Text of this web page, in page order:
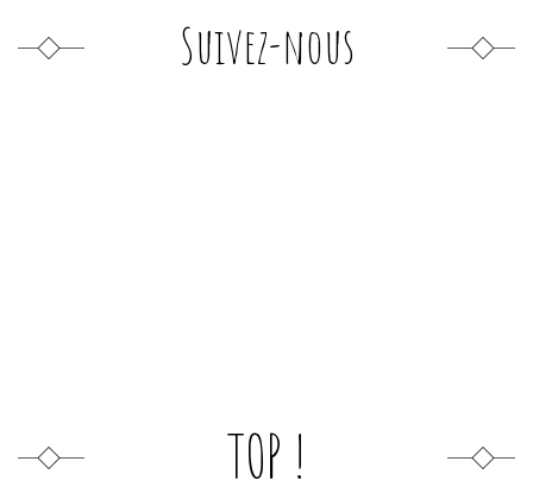
Suivez-nous
TOP !